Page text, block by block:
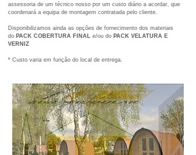
assessoria de um técnico nosso por um custo diário a acordar, que
coordenará a equipa de montagem contratada pelo cliente.
Disponibilizamos ainda as opções de fornecimento dos materiais
do PACK COBERTURA FINAL e/ou do PACK VELATURA E
VERNIZ
​* Custo varia em função do local de entrega.